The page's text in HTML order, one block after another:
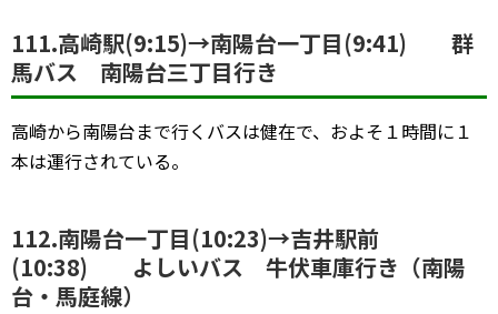
111.高崎駅(9:15)→南陽台一丁目(9:41) 群
馬バス 南陽台三丁目行き
高崎から南陽台まで行くバスは健在で、およそ１時間に１
本は運行されている。
112.南陽台一丁目(10:23)→吉井駅前
(10:38) よしいバス 牛伏車庫行き（南陽
台・馬庭線）